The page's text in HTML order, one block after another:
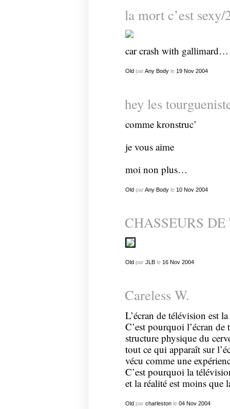
la mort c’est sexy/
car crash with gallimard…
Old parAny Bodyle 19 Nov 2004
hey les
comme kronstruc’
je vous aime
moi non plus…
Old parAny Bodyle 10 Nov 2004
CHASSEURS
Oldpar JLBle 16 Nov 2004
Careless W.
L’écran de télévision est
C’est pourquoi l’écran
structure physique du
tout ce qui apparaît sur
vécu comme une
C’est pourquoi la
et la réalité est moins que
Oldpar charlestonle 04 Nov 2004